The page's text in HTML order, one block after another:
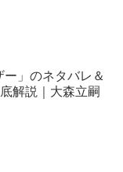
」のネタバレ＆
解説｜大森立嗣